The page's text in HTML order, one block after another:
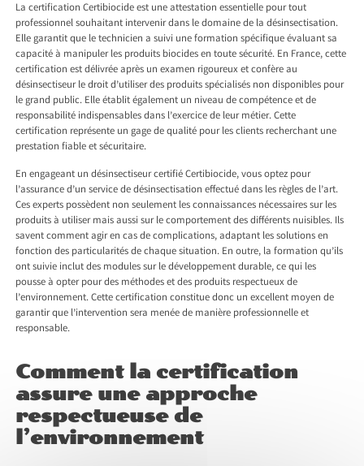
La certification Certibiocide est une attestation essentielle pour tout
professionnel souhaitant intervenir dans le domaine de la désinsectisation.
Elle garantit que le technicien a suivi une formation spécifique évaluant sa
capacité à manipuler les produits biocides en toute sécurité. En France, cette
certification est délivrée après un examen rigoureux et confère au
désinsectiseur le droit d’utiliser des produits spécialisés non disponibles pour
le grand public. Elle établit également un niveau de compétence et de
responsabilité indispensables dans l’exercice de leur métier. Cette
certification représente un gage de qualité pour les clients recherchant une
prestation fiable et sécuritaire.
En engageant un désinsectiseur certifié Certibiocide, vous optez pour
l’assurance d’un service de désinsectisation effectué dans les règles de l’art.
Ces experts possèdent non seulement les connaissances nécessaires sur les
produits à utiliser mais aussi sur le comportement des différents nuisibles. Ils
savent comment agir en cas de complications, adaptant les solutions en
fonction des particularités de chaque situation. En outre, la formation qu’ils
ont suivie inclut des modules sur le développement durable, ce qui les
pousse à opter pour des méthodes et des produits respectueux de
l’environnement. Cette certification constitue donc un excellent moyen de
garantir que l’intervention sera menée de manière professionnelle et
responsable.
Comment la certification
assure une approche
respectueuse de
l’environnement